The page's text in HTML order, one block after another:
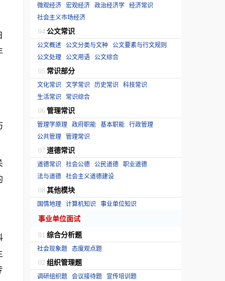
微观经济 宏观经济 政治经济学 经济常识
社会主义市场经济
04 公文常识
公文概述 公文分类与文种 公文要素与行文规则
公文处理 公文用语 公文综合
05 常识部分
文化常识 文学常识 历史常识 科技常识
生活常识
常识综合
06 管理常识
管理学原理 政府职能 基本职能 行政管理
公共管理 管理常识
07 道德常识
道德常识 社会公德 公民道德 职业道德
法与道德 社会主义道德建设
08 其他模块
国情地理 计算机知识 事业单位知识
事业单位面试
01 综合分析题
社会现象题 态度观点题
02 组织管理题
调研组织题 会议接待题 宣传培训题